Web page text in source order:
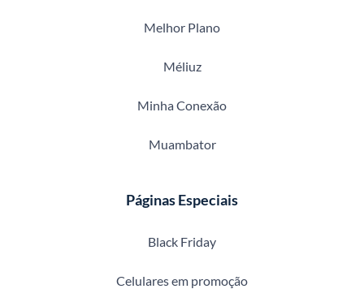
Melhor Plano
Méliuz
Minha Conexão
Muambator
Páginas Especiais
Black Friday
Celulares em promoção